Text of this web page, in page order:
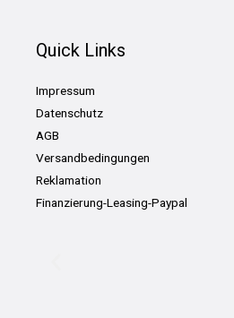
Quick Links
Impressum
Datenschutz
AGB
Versandbedingungen
Reklamation
Finanzierung-Leasing-Paypal